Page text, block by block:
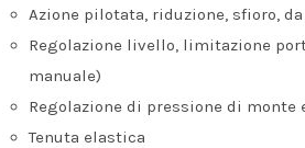
Azione pilotata, riduzione, sfioro,
Regolazione livello, limitazione
manuale)
Regolazione di pressione di monte
Tenuta elastica